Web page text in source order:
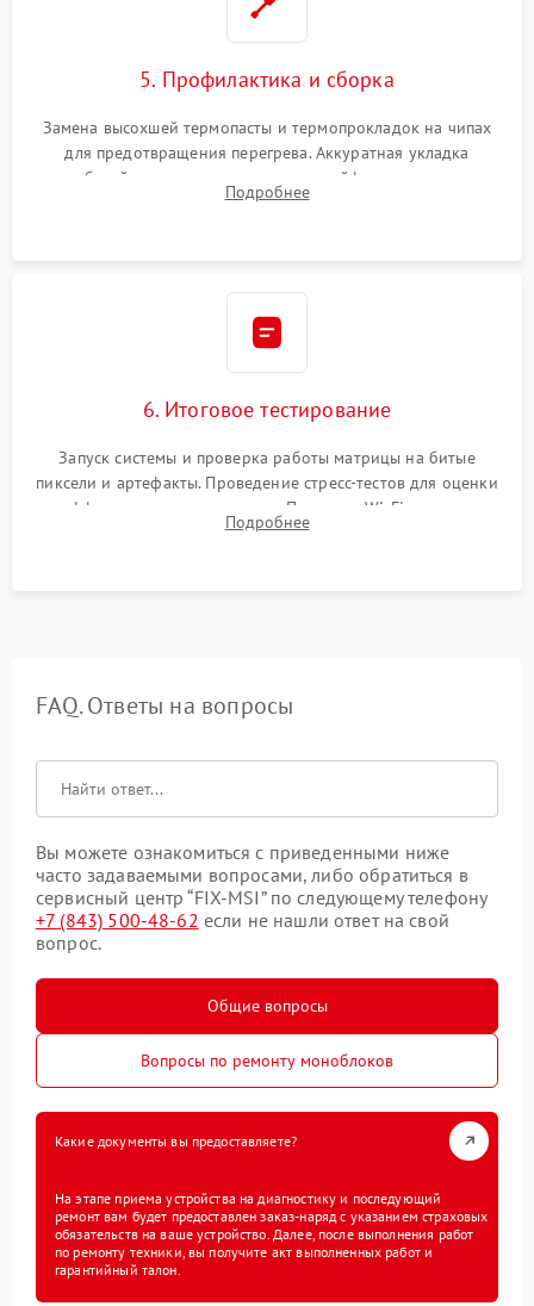
5. Профилактика и сборка
Замена высохшей термопасты и термопрокладок на чипах
для предотвращения перегрева. Аккуратная укладка
кабелей, подключение хрупких шлейфов матрицы и
надежная фиксация всех элементов внутри корпуса
Подробнее
6. Итоговое тестирование
Запуск системы и проверка работы матрицы на битые
пиксели и артефакты. Проведение стресс-тестов для оценки
эффективности охлаждения. Проверка Wi-Fi, камеры,
микрофона и всех портов перед выдачей устройства.
Подробнее
FAQ. Ответы на вопросы
Вы можете ознакомиться с приведенными ниже
часто задаваемыми вопросами, либо обратиться в
сервисный центр “FIX-MSI” по следующему телефону
+7 (843) 500-48-62 если не нашли ответ на свой
вопрос.
Общие вопросы
Вопросы по ремонту моноблоков
Какие документы вы предоставляете?
На этапе приема устройства на диагностику и последующий
ремонт вам будет предоставлен заказ-наряд с указанием страховых
обязательств на ваше устройство. Далее, после выполнения работ
по ремонту техники, вы получите акт выполненных работ и
гарантийный талон.